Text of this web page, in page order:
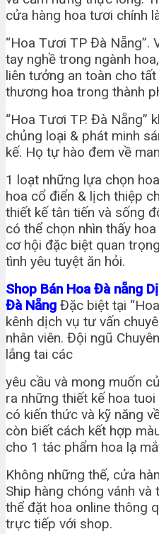
cửa hàng hoa tươi chính
“Hoa Tươi TP Đà Nẵng”.
tay nghề trong ngành
liên tưởng an toàn cho
thương hoa trong thành
“Hoa Tươi TP. Đà Nẵng”
chủng loại & phát minh
kế. Họ tự hào đem về
1 loạt những lựa chọn
hoa cổ điển & lịch thiệp
thiết kế tân tiến và sống
có thể chọn nhìn thấy
cơ hội đặc biệt quan
tình yêu tuyệt ăn hỏi.
Shop Bán Hoa Đà nẵng
Đà Nẵng Đặc biệt tại
kênh dịch vụ tư vấn
nhân viên. Đội ngũ
lắng tai các
yêu cầu và mong muốn
ra những thiết kế hoa
có kiến thức và kỹ năng
còn biết cách kết hợp
cho 1 tác phẩm hoa lạ
Không những thế, cửa
Ship hàng chóng vánh và
thể đặt hoa online thông
trực tiếp với shop.